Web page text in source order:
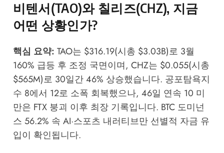
비텐서(TAO)와 칠리즈(CHZ), 지금
어떤 상황인가?
핵심 요약: TAO는 $316.19(시총 $3.03B)로 3월
160% 급등 후 조정 국면이며, CHZ는 $0.055(시총
$565M)로 30일간 46% 상승했습니다. 공포탐욕지
수 8에서 12로 소폭 회복했으나, 46일 연속 10 미
만은 FTX 붕괴 이후 최장 기록입니다. BTC 도미넌
스 56.2% 속 AI·스포츠 내러티브만 선별적 자금 유
입이 확인됩니다.